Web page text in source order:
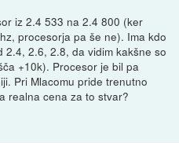
iz 2.4 533 na 2.4 800 (ker
procesorja pa še ne). Ima kdo
2.4, 2.6, 2.8, da vidim kakšne so
+10k). Procesor je bil pa
Pri Mlacomu pride trenutno
realna cena za to stvar?